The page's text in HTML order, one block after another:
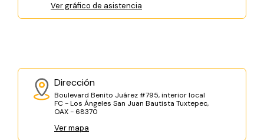
Ver gráfico de asistencia
Dirección
Boulevard Benito Juárez #795, interior local
FC - Los Ángeles San Juan Bautista Tuxtepec,
OAX - 68370
Ver mapa